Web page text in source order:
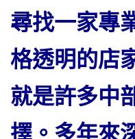
尋找一家專
格透明的店
就是許多中